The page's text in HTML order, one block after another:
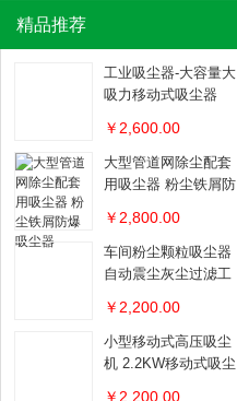
精品推荐
工业吸尘器-大容量大
吸力移动式吸尘器
￥2,600.00
大型管道网除尘配套
用吸尘器 粉尘铁屑防
￥2,800.00
车间粉尘颗粒吸尘器
自动震尘灰尘过滤工
￥2,200.00
小型移动式高压吸尘
机 2.2KW移动式吸尘
￥2,200.00